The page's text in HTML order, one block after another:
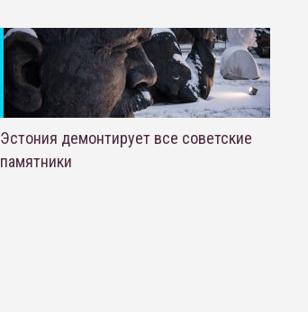
Эстония демонтирует все советские
памятники